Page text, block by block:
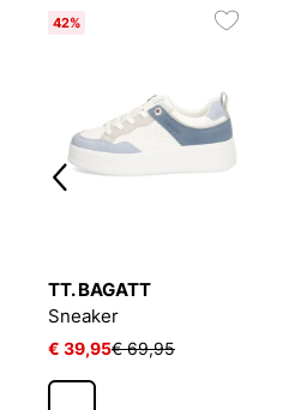
42%
TT. BAGATT
Sneaker
€ 39,95€ 69,95